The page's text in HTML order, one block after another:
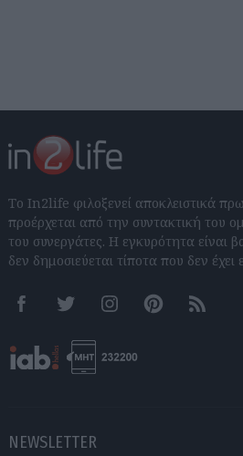
Το In2life φιλοξενεί αποκλειστικά
προέρχεται από την συντακτική του
του συνεργάτες. Η εγκυρότητα είναι
δεν δημοσιεύεται τίποτα που δεν έχει
FacebookTwitter InstagramPinterestRSS feeds
NEWSLETTER